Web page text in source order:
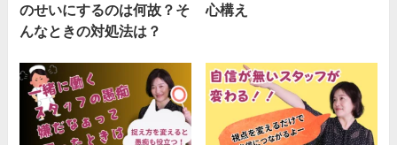
のせいにするのは何故？そ
んなときの対処法は？
心構え